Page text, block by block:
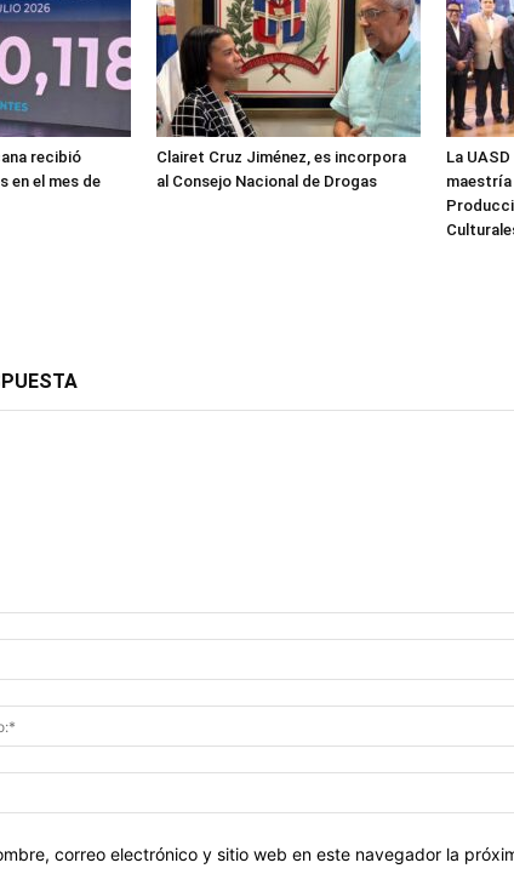
recibió
en el mes de
Clairet Cruz Jiménez, es incorpora
al Consejo Nacional de Drogas
La
maestría
correo electrónico y sitio web en este navegador la